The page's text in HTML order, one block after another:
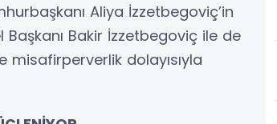
Aliya İzzetbegoviç’in
Bakir İzzetbegoviç ile de
misafirperverlik dolayısıyla